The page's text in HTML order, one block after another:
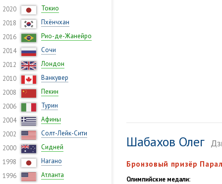
2020
Токио
2018
Пхёнчхан
2016
Рио-де-Жанейро
2014
Сочи
2012
Лондон
2010
Ванкувер
2008
Пекин
2006
Турин
2004
Афины
2002
Солт-Лейк-Сити
2000
Сидней
1998
Нагано
1996
Атланта
Шабахов Олег
Бронзовый призёр
Олимпийские медали: